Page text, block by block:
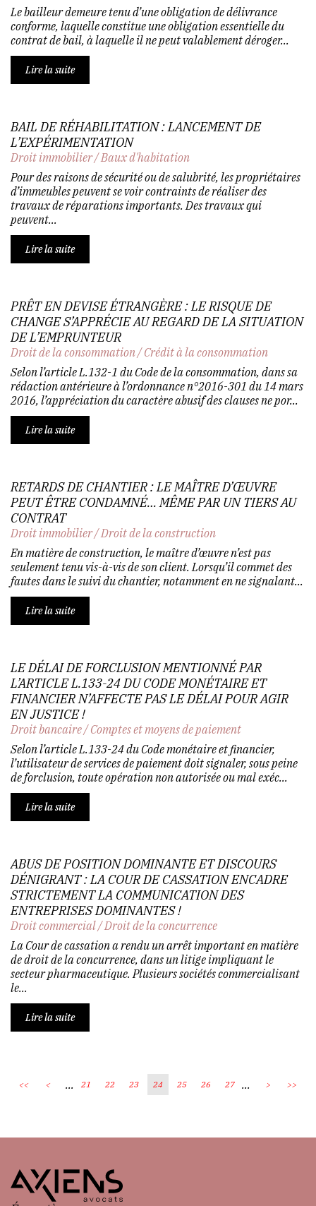
Le bailleur demeure tenu d’une obligation de délivrance
conforme, laquelle constitue une obligation essentielle du
contrat de bail, à laquelle il ne peut valablement déroger...
Lire la suite
BAIL DE RÉHABILITATION : LANCEMENT DE
L’EXPÉRIMENTATION
Droit immobilier/Baux d'habitation
Pour des raisons de sécurité ou de salubrité, les propriétaires
d’immeubles peuvent se voir contraints de réaliser des
travaux de réparations importants. Des travaux qui
peuvent...
Lire la suite
PRÊT EN DEVISE ÉTRANGÈRE : LE RISQUE DE
CHANGE S’APPRÉCIE AU REGARD DE LA SITUATION
DE L’EMPRUNTEUR
Droit de la consommation/Crédit à la consommation
Selon l’article L.132-1 du Code de la consommation, dans sa
rédaction antérieure à l’ordonnance n°2016-301 du 14 mars
2016, l’appréciation du caractère abusif des clauses ne por...
Lire la suite
RETARDS DE CHANTIER : LE MAÎTRE D’ŒUVRE
PEUT ÊTRE CONDAMNÉ… MÊME PAR UN TIERS AU
CONTRAT
Droit immobilier/Droit de la construction
En matière de construction, le maître d’œuvre n’est pas
seulement tenu vis-à-vis de son client. Lorsqu’il commet des
fautes dans le suivi du chantier, notamment en ne signalant...
Lire la suite
LE DÉLAI DE FORCLUSION MENTIONNÉ PAR
L’ARTICLE L.133-24 DU CODE MONÉTAIRE ET
FINANCIER N’AFFECTE PAS LE DÉLAI POUR AGIR
EN JUSTICE !
Droit bancaire/Comptes et moyens de paiement
Selon l’article L.133-24 du Code monétaire et financier,
l’utilisateur de services de paiement doit signaler, sous peine
de forclusion, toute opération non autorisée ou mal exéc...
Lire la suite
ABUS DE POSITION DOMINANTE ET DISCOURS
DÉNIGRANT : LA COUR DE CASSATION ENCADRE
STRICTEMENT LA COMMUNICATION DES
ENTREPRISES DOMINANTES !
Droit commercial/Droit de la concurrence
La Cour de cassation a rendu un arrêt important en matière
de droit de la concurrence, dans un litige impliquant le
secteur pharmaceutique. Plusieurs sociétés commercialisant
le...
Lire la suite
<< < ... 21 22 23 24 25 26 27 ... > >>